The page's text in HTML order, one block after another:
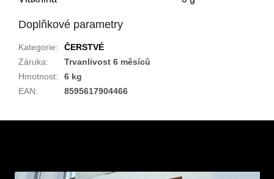
Doplňkové parametry
Kategorie:
ČERSTVÉ
Záruka:
Trvanlivost 6 měsíců
Hmotnost:
6 kg
EAN: 8595617904466